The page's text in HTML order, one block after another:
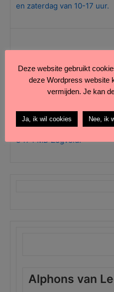
en zaterdag van 10-17 uur.
Marianne Aulman
In de Blauwe Meije
Aulman met onder andere
haar tassen en sieraden
hergebruikte materialen.
3474 MD Zegveld.
Alphons van
Deze website gebruikt
deze Wordpress website
vermijden. Je kan
Ja, ik wil cookies Nee, ik